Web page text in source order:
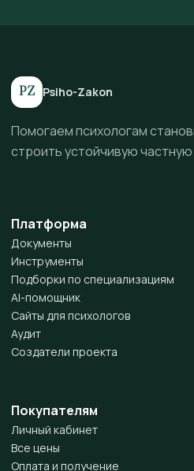
PZ Psiho-Zakon
Помогаем психологам
строить устойчивую частную
Платформа
Документы
Инструменты
Подборки по специализациям
AI-помощник
Сайты для психологов
Аудит
Создатели проекта
Покупателям
Личный кабинет
Все цены
Оплата и получение